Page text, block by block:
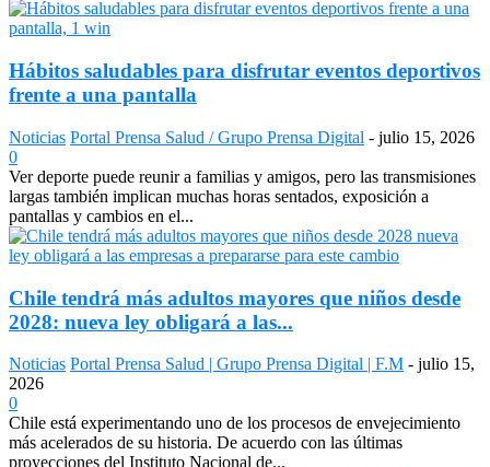
Hábitos saludables para disfrutar eventos deportivos
frente a una pantalla
Noticias Portal Prensa Salud / Grupo Prensa Digital - julio 15, 2026
0
Ver deporte puede reunir a familias y amigos, pero las transmisiones
largas también implican muchas horas sentados, exposición a
pantallas y cambios en el...
Chile tendrá más adultos mayores que niños desde
2028: nueva ley obligará a las...
Noticias Portal Prensa Salud | Grupo Prensa Digital | F.M - julio 15,
2026
0
Chile está experimentando uno de los procesos de envejecimiento
más acelerados de su historia. De acuerdo con las últimas
proyecciones del Instituto Nacional de...